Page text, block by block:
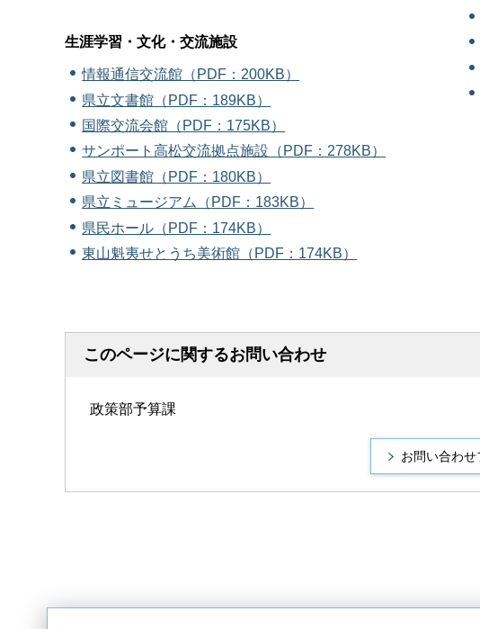
生涯学習・文化・交流施設
情報通信交流館（PDF：200KB）
県立文書館（PDF：189KB）
国際交流会館（PDF：175KB）
サンポート高松交流拠点施設（PDF：278KB）
県立図書館（PDF：180KB）
県立ミュージアム（PDF：183KB）
県民ホール（PDF：174KB）
東山魁夷せとうち美術館（PDF：174KB）
このページに関するお問い合わせ
政策部予算課